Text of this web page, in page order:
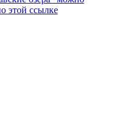
этой ссылке